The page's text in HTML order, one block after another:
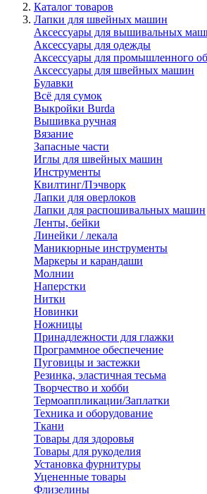
Каталог товаров
Лапки для швейных машин
Аксессуары для вышивальных
Аксессуары для одежды
Аксессуары для промышленного
Аксессуары для швейных машин
Булавки
Всё для сумок
Выкройки Burda
Вышивка ручная
Вязание
Запасные части
Иглы для швейных машин
Инструменты
Квилтинг/Пэчворк
Лапки для оверлоков
Лапки для распошивальных машин
Ленты, бейки
Линейки / лекала
Маникюрные инструменты
Маркеры и карандаши
Молнии
Наперстки
Нитки
Новинки
Ножницы
Принадлежности для глажки
Программное обеспечение
Пуговицы и застежки
Резинка, эластичная тесьма
Творчество и хобби
Термоаппликации/Заплатки
Техника и оборудование
Ткани
Товары для здоровья
Товары для рукоделия
Установка фурнитуры
Уцененные товары
Флизелины